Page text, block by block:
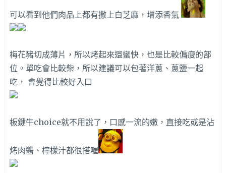
可以看到他們肉品上都有撒上白芝麻，增添香氣
梅花豬切成薄片，所以烤起來還蠻快，也是比較偏瘦的部
位。單吃會比較柴，所以建議可以包著洋蔥、蔥鹽一起
吃， 會覺得比較好入口
板鍵牛choice就不用說了，口感一流的嫩，直接吃或是沾
烤肉醬、檸檬汁都很搭喔